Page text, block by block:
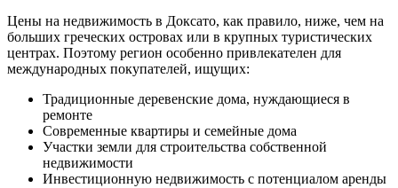
Цены на недвижимость в Доксато, как правило, ниже, чем на
больших греческих островах или в крупных туристических
центрах. Поэтому регион особенно привлекателен для
международных покупателей, ищущих:
Традиционные деревенские дома, нуждающиеся в
ремонте
Современные квартиры и семейные дома
Участки земли для строительства собственной
недвижимости
Инвестиционную недвижимость с потенциалом аренды